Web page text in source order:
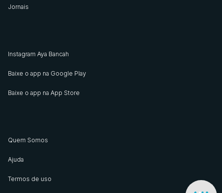
Jornais
Instagram Aya Bancah
Baixe o app na Google Play
Baixe o app na App Store
Quem Somos
Ajuda
Termos de uso